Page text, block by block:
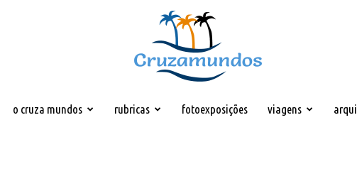
o cruza mundos rubricas fotoexposições viagens